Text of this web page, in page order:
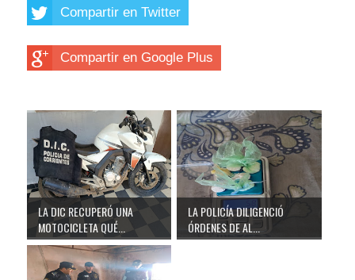
Compartir en Twitter
Compartir en Google Plus
LA DIC RECUPERÓ UNA
MOTOCICLETA QUÉ...
LA POLICÍA DILIGENCIÓ
ÓRDENES DE AL...